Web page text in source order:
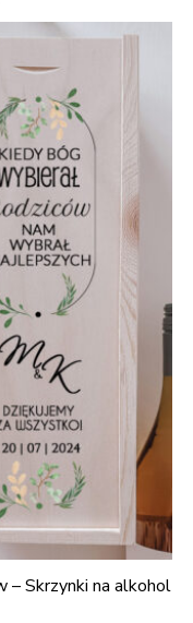
– Skrzynki na alkohol